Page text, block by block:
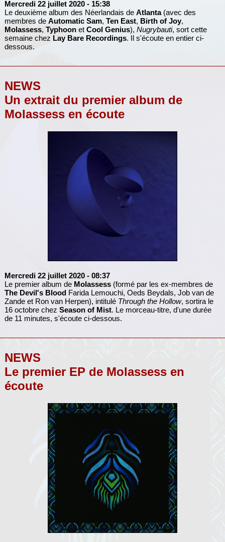
Mercredi 22 juillet 2020 - 15:38
Le deuxième album des Néerlandais de Atlanta(avec des
membres de Automatic Sam, Ten East, Birth of Joy,
Molassess, Typhoonet Cool Genius), Nugrybauti, sort cette
semaine chez Lay Bare Recordings. Il s'écoute en entier ci-
dessous.
NEWS
Un extrait du premier album de
Molassess en écoute
Mercredi 22 juillet 2020 - 08:37
Le premier album de Molassess(formé par les ex-membres de
The Devil's BloodFarida Lemouchi, Oeds Beydals, Job van de
Zande et Ron van Herpen), intitulé Through the Hollow, sortira le
16 octobre chez Season of Mist. Le morceau-titre, d'une durée
de 11 minutes, s'écoute ci-dessous.
NEWS
Le premier EP de Molassess en
écoute